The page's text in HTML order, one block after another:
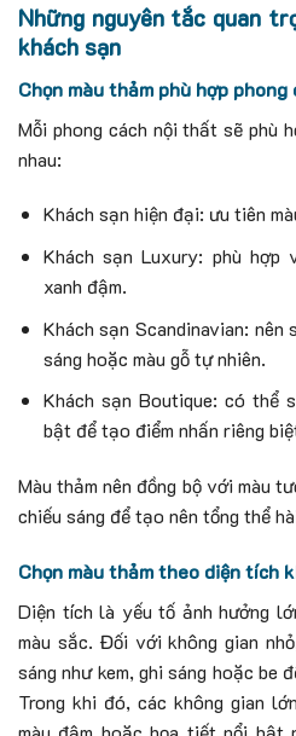
Những nguyên tắc quan
khách sạn
Chọn màu thảm phù hợp
Mỗi phong cách nội thất sẽ phù
nhau:
Khách sạn hiện đại: ưu tiên
Khách sạn Luxury: phù hợp
xanh đậm.
Khách sạn Scandinavian: nên
sáng hoặc màu gỗ tự nhiên.
Khách sạn Boutique: có thể
bật để tạo điểm nhấn riêng
Màu thảm nên đồng bộ với màu
chiếu sáng để tạo nên tổng thể
Chọn màu thảm theo diện tích
Diện tích là yếu tố ảnh hưởng
màu sắc. Đối với không gian
sáng như kem, ghi sáng hoặc be
Trong khi đó, các không gian